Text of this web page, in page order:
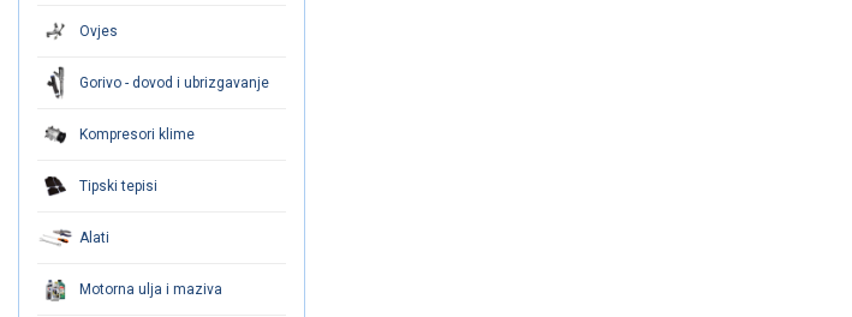
Ovjes
Gorivo - dovod i ubrizgavanje
Kompresori klime
Tipski tepisi
Alati
Motorna ulja i maziva